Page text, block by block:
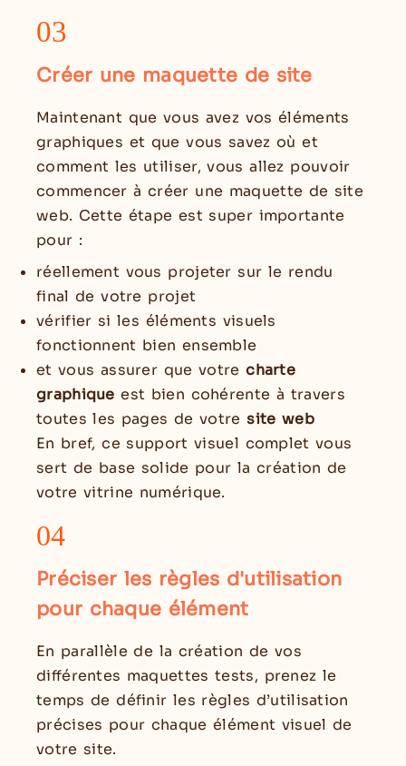
03
Créer une maquette de site
Maintenant que vous avez vos éléments
graphiques et que vous savez où et
comment les utiliser, vous allez pouvoir
commencer à créer une maquette de site
web. Cette étape est super importante
pour :
réellement vous projeter sur le rendu
final de votre projet
vérifier si les éléments visuels
fonctionnent bien ensemble
et vous assurer que votrecharte
graphique est bien cohérente à travers
toutes les pages de votresite web
En bref, ce support visuel complet vous
sert de base solide pour la création de
votre vitrine numérique.
04
Préciser les règles d'utilisation
pour chaque élément
En parallèle de la création de vos
différentes maquettes tests, prenez le
temps de définir les règles d’utilisation
précises pour chaque élément visuel de
votre site.